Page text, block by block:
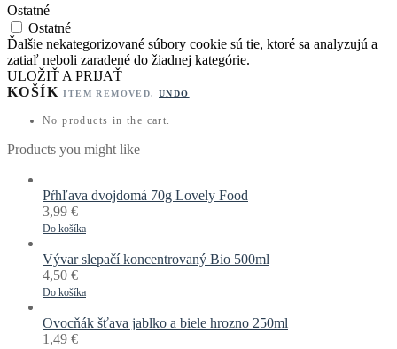
Ostatné
Ostatné
Ďalšie nekategorizované súbory cookie sú tie, ktoré sa analyzujú a
zatiaľ neboli zaradené do žiadnej kategórie.
ULOŽIŤ A PRIJAŤ
KOŠÍKITEM REMOVED.UNDO
No products in the cart.
Products you might like
Pŕhľava dvojdomá 70g Lovely Food
3,99 €
Do košíka
Vývar slepačí koncentrovaný Bio 500ml
4,50 €
Do košíka
Ovocňák šťava jablko a biele hrozno 250ml
1,49 €